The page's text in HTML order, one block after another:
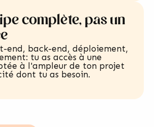
complète, pas un
end, back-end, déploiement,
tu as accès à une
à l'ampleur de ton projet
dont tu as besoin.